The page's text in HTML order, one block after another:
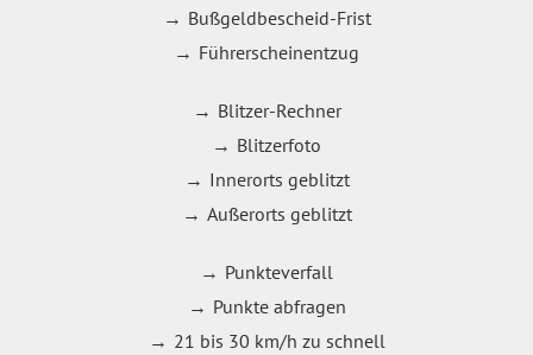
Bußgeldbescheid-Frist
Führerscheinentzug
Blitzer-Rechner
Blitzerfoto
Innerorts geblitzt
Außerorts geblitzt
Punkteverfall
Punkte abfragen
21 bis 30 km/h zu schnell